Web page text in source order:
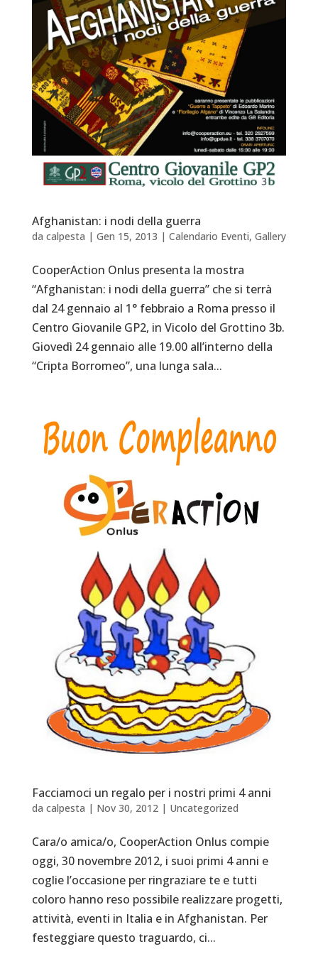
Afghanistan: i nodi della guerra
da calpesta | Gen 15, 2013 | Calendario Eventi, Gallery
CooperAction Onlus presenta la mostra
“Afghanistan: i nodi della guerra” che si terrà
dal 24 gennaio al 1° febbraio a Roma presso il
Centro Giovanile GP2, in Vicolo del Grottino 3b.
Giovedì 24 gennaio alle 19.00 all’interno della
“Cripta Borromeo”, una lunga sala...
Facciamoci un regalo per i nostri primi 4 anni
da calpesta | Nov 30, 2012| Uncategorized
Cara/o amica/o, CooperAction Onlus compie
oggi, 30 novembre 2012, i suoi primi 4 anni e
coglie l’occasione per ringraziare te e tutti
coloro hanno reso possibile realizzare progetti,
attività, eventi in Italia e in Afghanistan. Per
festeggiare questo traguardo, ci...